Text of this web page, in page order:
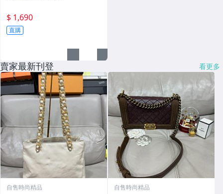
$ 1,690
直購
賣家最新刊登 看更多
自售時尚精品 自售時尚精品